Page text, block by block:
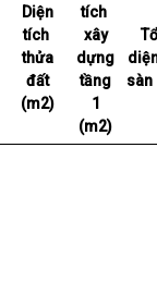
Diện
tích
thửa
đất
(m2)
tích
xây
dựng
tầng
1
(m2)
sàn